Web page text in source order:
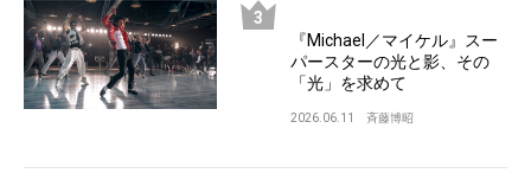
『Michael／マイケル』スー
パースターの光と影、その
「光」を求めて
2026.06.11 斉藤博昭